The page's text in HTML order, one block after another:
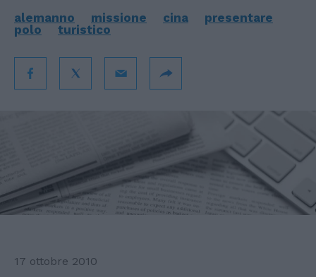
alemanno missione cina
presentare
polo
turistico
17 ottobre 2010